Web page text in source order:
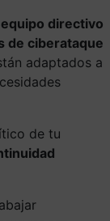
equipo directivo
de ciberataque
adaptados a
de tu